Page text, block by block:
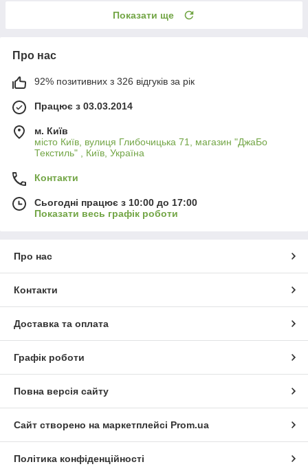
Показати ще
Про нас
92% позитивних з 326 відгуків за рік
Працює з 03.03.2014
м. Київ
місто Київ, вулиця Глибочицька 71, магазин "ДжаБо
Текстиль" , Київ, Україна
Контакти
Сьогодні працює з 10:00 до 17:00
Показати весь графік роботи
Про нас
Контакти
Доставка та оплата
Графік роботи
Повна версія сайту
Сайт створено на маркетплейсі Prom.ua
Політика конфіденційності